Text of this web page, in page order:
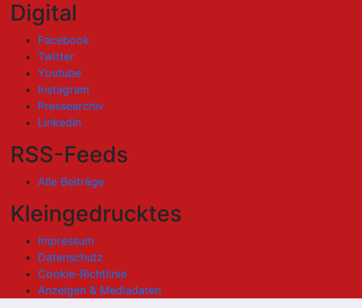
Digital
Facebook
Twitter
Youtube
Instagram
Pressearchiv
LinkedIn
RSS-Feeds
Alle Beiträge
Kleingedrucktes
Impressum
Datenschutz
Cookie-Richtlinie
Anzeigen & Mediadaten